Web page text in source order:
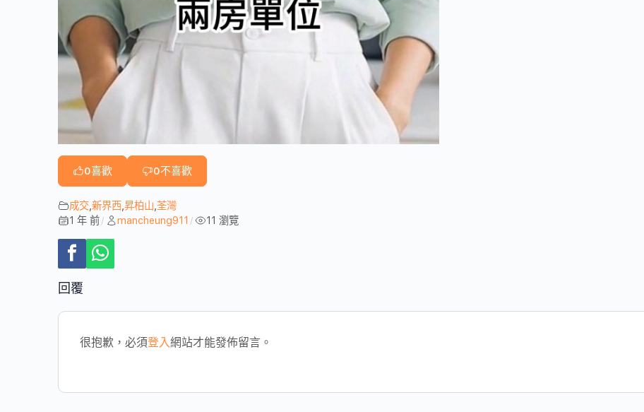
0喜歡 0不喜歡
成交 新界西 昇柏山 荃灣
1 年 前 / mancheung911 / 11 瀏覽
回覆
很抱歉，必須登入網站才能發佈留言。